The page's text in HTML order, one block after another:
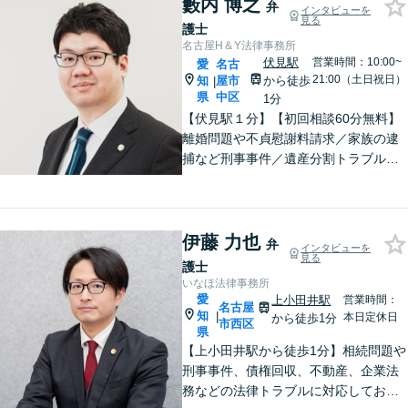
藪内 博之 弁
護士
インタビューを
見る
名古屋H＆Y法律事務所
愛
知
県
|
名古
屋市
中区
伏見駅
から徒歩
1分
営業時間：10:00~
21:00（土日祝日）
【伏見駅１分】【初回相談60分無料】
離婚問題や不貞慰謝料請求／家族の逮
捕など刑事事件／遺産分割トラブルや
す【土日祝対応可】【電話・Web面談
対応可】
伊藤 力也 弁
護士
インタビューを
見る
いなほ法律事務所
愛
知
県
|
名古屋
市西区
上小田井駅
から徒歩1分
営業時間：
本日定休日
【上小田井駅から徒歩1分】相続問題や
刑事事件、債権回収、不動産、企業法
務などの法律トラブルに対応しており